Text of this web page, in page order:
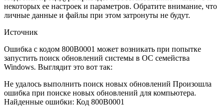
некоторых ее настроек и параметров. Обратите внимание, что
личные данные и файлы при этом затронуты не будут.
Источник
Ошибка с кодом 800B0001 может возникать при попытке
запустить поиск обновлений системы в ОС семейства
Windows. Выглядит это вот так:
Не удалось выполнить поиск новых обновлений Произошла
ошибка при поиске новых обновлений для компьютера.
Найденные ошибки: Код 800B0001